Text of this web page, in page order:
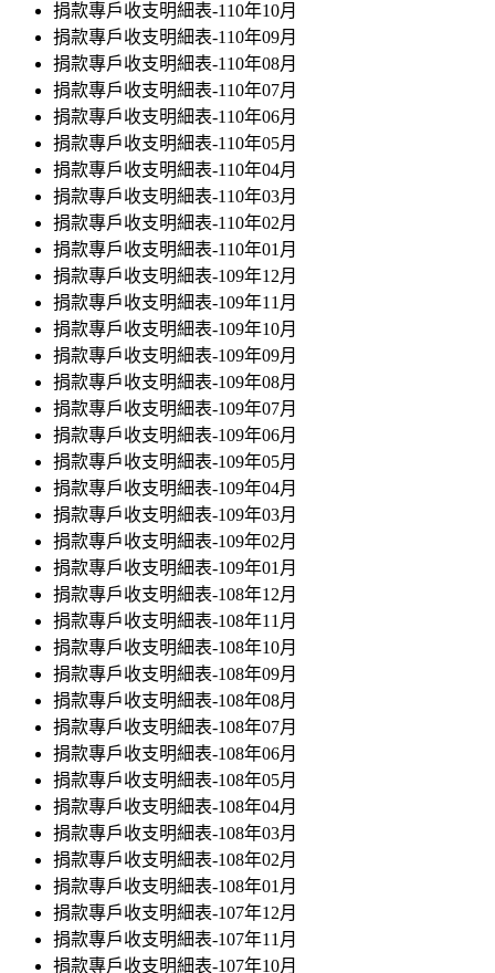
捐款專戶收支明細表-110年10月
捐款專戶收支明細表-110年09月
捐款專戶收支明細表-110年08月
捐款專戶收支明細表-110年07月
捐款專戶收支明細表-110年06月
捐款專戶收支明細表-110年05月
捐款專戶收支明細表-110年04月
捐款專戶收支明細表-110年03月
捐款專戶收支明細表-110年02月
捐款專戶收支明細表-110年01月
捐款專戶收支明細表-109年12月
捐款專戶收支明細表-109年11月
捐款專戶收支明細表-109年10月
捐款專戶收支明細表-109年09月
捐款專戶收支明細表-109年08月
捐款專戶收支明細表-109年07月
捐款專戶收支明細表-109年06月
捐款專戶收支明細表-109年05月
捐款專戶收支明細表-109年04月
捐款專戶收支明細表-109年03月
捐款專戶收支明細表-109年02月
捐款專戶收支明細表-109年01月
捐款專戶收支明細表-108年12月
捐款專戶收支明細表-108年11月
捐款專戶收支明細表-108年10月
捐款專戶收支明細表-108年09月
捐款專戶收支明細表-108年08月
捐款專戶收支明細表-108年07月
捐款專戶收支明細表-108年06月
捐款專戶收支明細表-108年05月
捐款專戶收支明細表-108年04月
捐款專戶收支明細表-108年03月
捐款專戶收支明細表-108年02月
捐款專戶收支明細表-108年01月
捐款專戶收支明細表-107年12月
捐款專戶收支明細表-107年11月
捐款專戶收支明細表-107年10月